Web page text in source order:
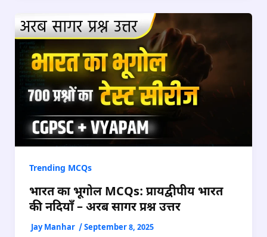
Trending MCQs
भारत का भूगोल MCQs: प्रायद्वीपीय भारत
की नदियाँ – अरब सागर प्रश्न उत्तर
Jay Manhar /September 8, 2025